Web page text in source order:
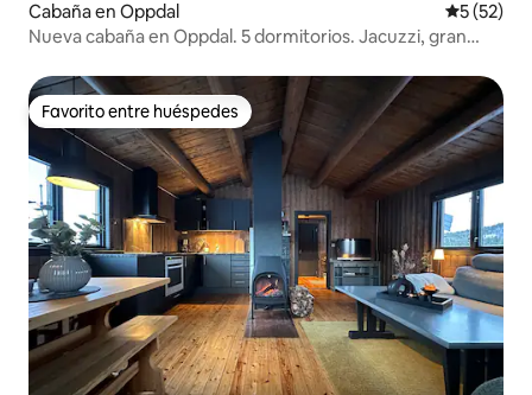
Cabaña en Oppdal
5 (52)
Nueva cabaña en Oppdal. 5 dormitorios. Jacuzzi, gran
Favorito entre huéspedes
Favorito entre huéspedes